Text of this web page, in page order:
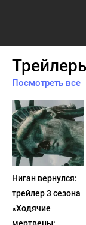
Посмотреть все
Ниган вернулся:
трейлер 3 сезона
«Ходячие